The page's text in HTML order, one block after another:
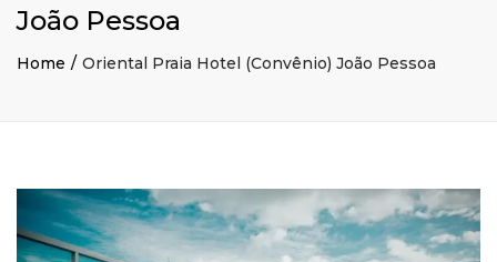
João Pessoa
Home Oriental Praia Hotel (Convênio) João Pessoa